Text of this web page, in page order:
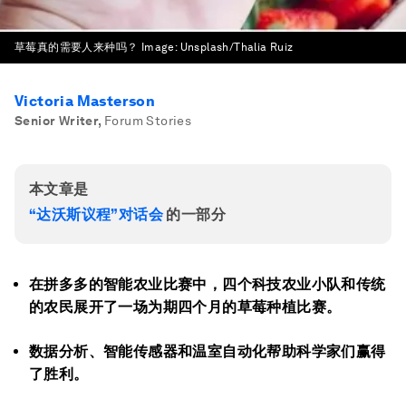
草莓真的需要人来种吗？ Image: Unsplash/Thalia Ruiz
Victoria Masterson
Senior Writer, Forum Stories
本文章是
“达沃斯议程”对话会的一部分
在拼多多的智能农业比赛中，四个科技农业小队和传统
的农民展开了一场为期四个月的草莓种植比赛。
数据分析、智能传感器和温室自动化帮助科学家们赢得
了胜利。